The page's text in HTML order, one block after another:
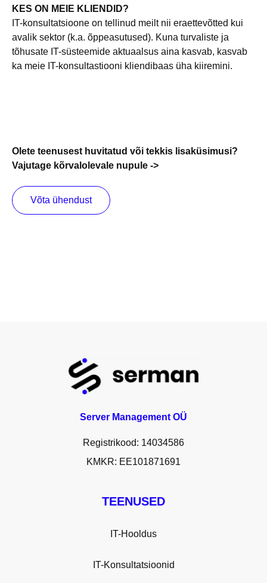
KES ON MEIE KLIENDID?
IT-konsultatsioone on tellinud meilt nii eraettevõtted kui
avalik sektor (k.a. õppeasutused). Kuna turvaliste ja
tõhusate IT-süsteemide aktuaalsus aina kasvab, kasvab
ka meie IT-konsultastiooni kliendibaas üha kiiremini.
Olete teenusest huvitatud või tekkis lisaküsimusi?
Vajutage kõrvalolevale nupule ->
Võta ühendust
Server Management OÜ
Registrikood: 14034586
KMKR: EE101871691
TEENUSED
IT-Hooldus
IT-Konsultatsioonid